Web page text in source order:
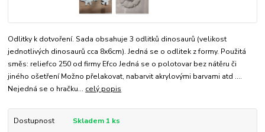
Odlitky k dotvoření. Sada obsahuje 3 odlitků dinosaurů (velikost
jednotlivých dinosaurů cca 8x6cm). Jedná se o odlitek z formy. Použitá
směs: reliefco 250 od firmy Efco Jedná se o polotovar bez nátěru či
jiného ošetření Možno přelakovat, nabarvit akrylovými barvami atd ....
Nejedná se o hračku... celý popis
Dostupnost Skladem 1 ks